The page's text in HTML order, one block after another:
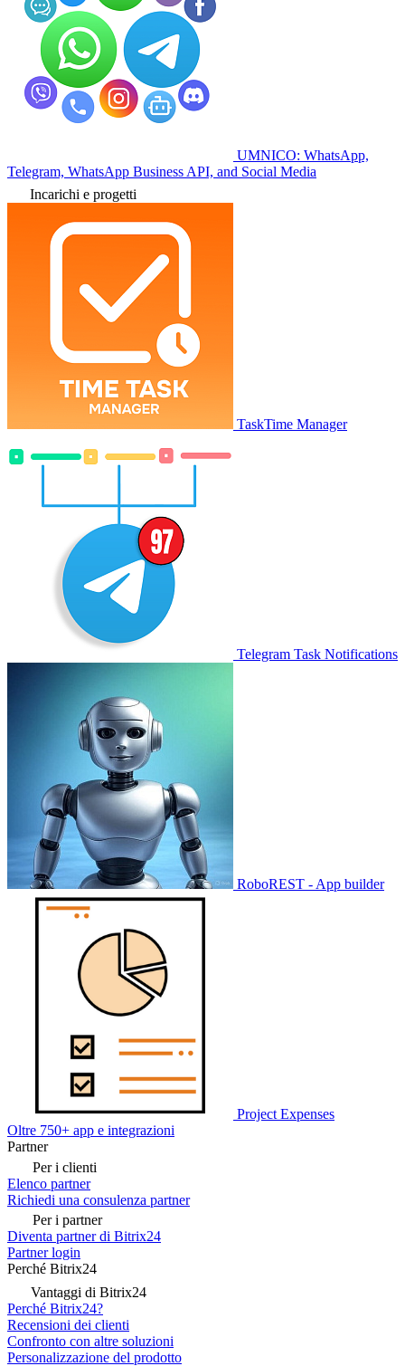
UMNICO: WhatsApp,
Telegram, WhatsApp Business API, and Social Media
Incarichi e progetti
TaskTime Manager
Telegram Task Notifications
RoboREST - App builder
Project Expenses
Oltre 750+ app e integrazioni
Partner
Per i clienti
Elenco partner
Richiedi una consulenza partner
Per i partner
Diventa partner di Bitrix24
Partner login
Perché Bitrix24
Vantaggi di Bitrix24
Perché Bitrix24?
Recensioni dei clienti
Confronto con altre soluzioni
Personalizzazione del prodotto